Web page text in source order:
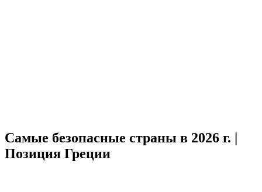
Самые безопасные страны в 2026 г. |
Позиция Греции